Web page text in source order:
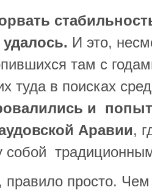
И это,
там с
туда в поисках
и
Аравии,
собой
просто.